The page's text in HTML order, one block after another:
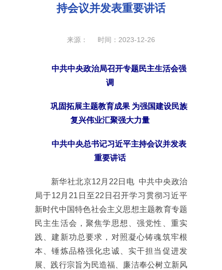
持会议并发表重要讲话
来源： 时间：2023-12-26
中共中央政治局召开专题民主生活会强
调
巩固拓展主题教育成果 为强国建设民族
复兴伟业汇聚强大力量
中共中央总书记习近平主持会议并发表
重要讲话
新华社北京12月22日电 中共中央政治
局于12月21日至22日召开学习贯彻习近平
新时代中国特色社会主义思想主题教育专题
民主生活会，聚焦学思想、强党性、重实
践、建新功总要求，对照凝心铸魂筑牢根
本、锤炼品格强化忠诚、实干担当促进发
展、践行宗旨为民造福、廉洁奉公树立新风